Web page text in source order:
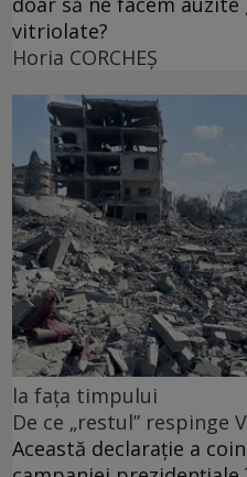
vitriolate?
Horia CORCHEŞ
la fața timpului
De ce „restul” respinge
Această declarație a